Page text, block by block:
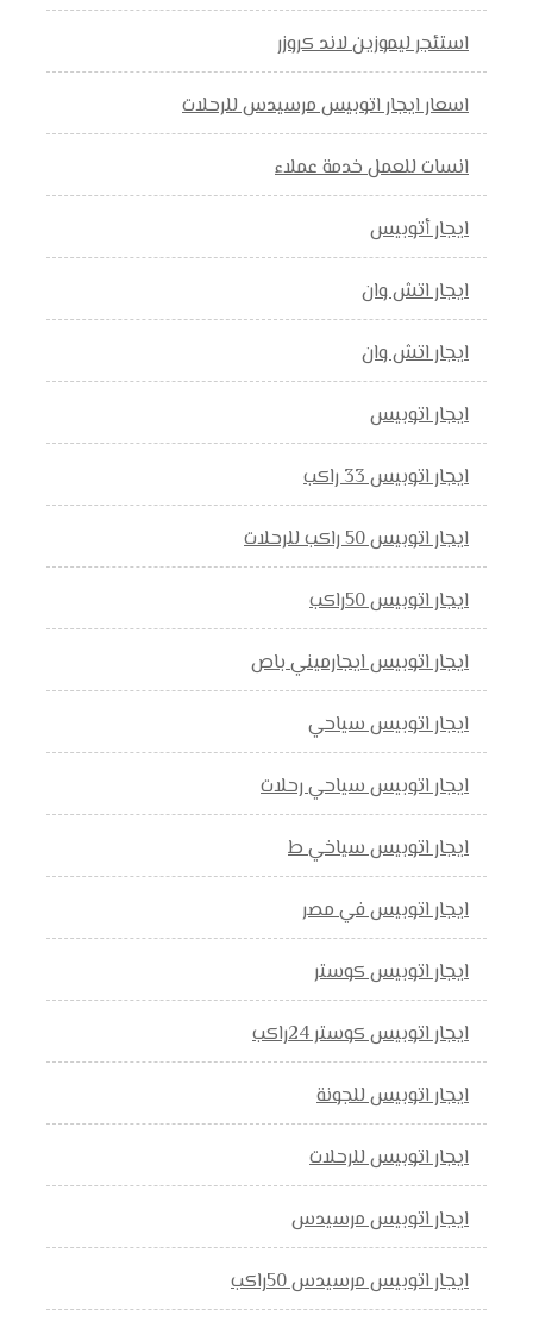
استئجر ليموزين لاند كروزر
اسعار ايجار اتوبيس مرسيدس للرحلات
انسات للعمل خدمة عملاء
ايجار أتوبيس
ايجار اتش وان
ايجار اتش وان
ايجار اتوبيس
ايجار اتوبيس 33 راكب
ايجار اتوبيس 50 راكب للرحلات
ايجار اتوبيس 50راكب
ايجار اتوبيس ايجارميني باص
ايجار اتوبيس سياحي
ايجار اتوبيس سياحي رحلات
ايجار اتوبيس سياخي ط
ايجار اتوبيس في مصر
ايجار اتوبيس كوستر
ايجار اتوبيس كوستر 24راكب
ايجار اتوبيس للجونة
ايجار اتوبيس للرحلات
ايجار اتوبيس مرسيدس
ايجار اتوبيس مرسيدس 50راكب